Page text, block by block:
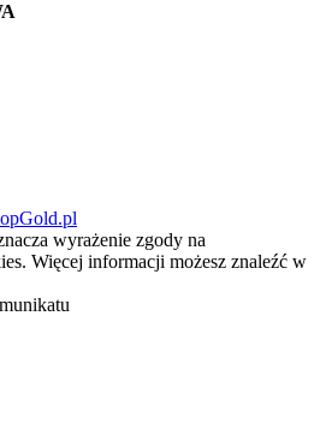
wyrażenie zgody na
Więcej informacji możesz znaleźć w